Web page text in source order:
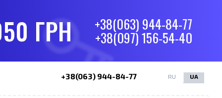
ГРН +38(063) 944-84-77
+38(097) 156-54-40
+38(063) 944-84-77 RU UA